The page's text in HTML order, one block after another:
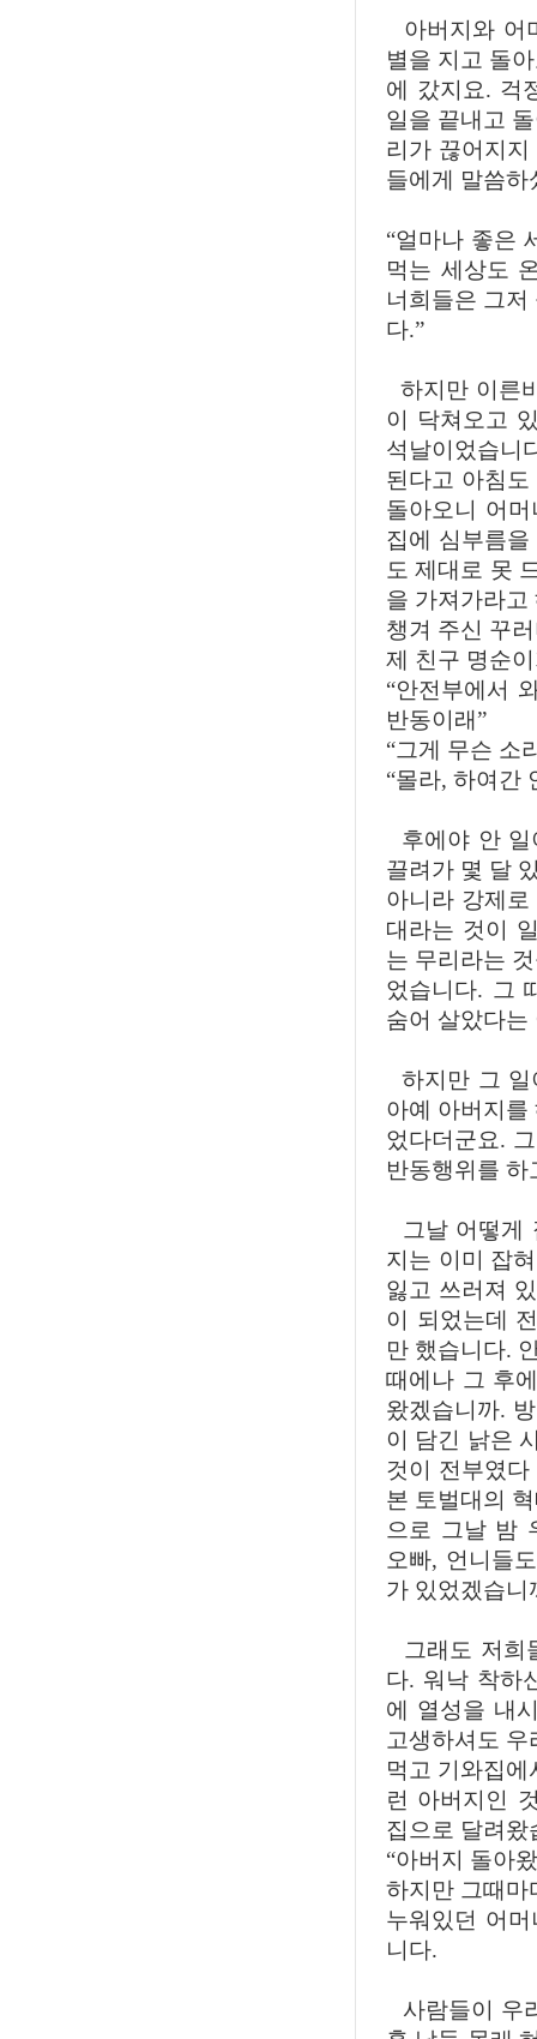
아버지와 어
별을 지고 돌
에 갔지요. 걱
일을 끝내고
리가 끊어지
들에게 말씀하
“얼마나 좋은
먹는 세상도
너희들은 그
다.”
하지만 이른
이 닥쳐오고
석날이었습니
된다고 아침
돌아오니 어
집에 심부름
도 제대로 못
을 가져가라고
챙겨 주신 꾸
제 친구 명순
“안전부에서
반동이래”
“그게 무슨 소
“몰라, 하여간
후에야 안 일
끌려가 몇 달
아니라 강제
대라는 것이
는 무리라는
었습니다. 그
숨어 살았다는
하지만 그 일
아예 아버지를
었다더군요.
반동행위를
그날 어떻게
지는 이미 잡
잃고 쓰러져
이 되었는데
만 했습니다.
때에나 그 후
왔겠습니까.
이 담긴 낡은
것이 전부였
본 토벌대의
으로 그날 밤
오빠, 언니들
가 있었겠습니
그래도 저희
다. 워낙 착하
에 열성을 내
고생하셔도
먹고 기와집
런 아버지인
집으로 달려왔
“아버지 돌아
하지만 그때마
누워있던 어
니다.
사람들이 우